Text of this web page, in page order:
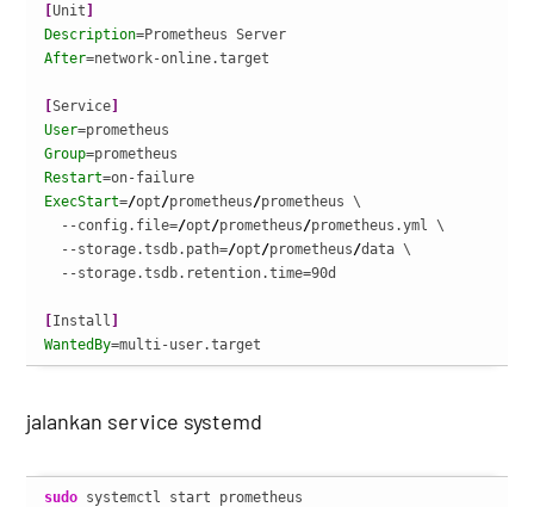
[Unit]
Description
After=network-online.target
[Service]
User
Group
Restart
ExecStart=/opt/prometheus/prometheus \
  --config.file=
/opt/prometheus/prometheus.yml \
  --storage.tsdb.path=
/opt/prometheus/data \
  --storage.tsdb.retention.time=90d
[Install ]
WantedBy=multi-user.target
jalankan service systemd
sudo systemctl start prometheus